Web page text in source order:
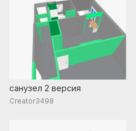
санузел 2 версия
Creator3498